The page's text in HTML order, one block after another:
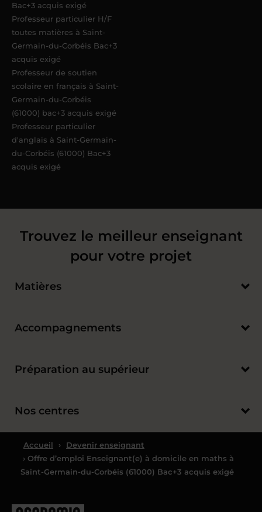
Bac+3 acquis exigé
Professeur particulier H/F
toutes matières à Saint-
Germain-du-Corbéis Bac+3
acquis exigé
Professeur de soutien
scolaire en français à Saint-
Germain-du-Corbéis
(61000) bac+3 acquis exigé
Professeur particulier
d'anglais à Saint-Germain-
du-Corbéis (61000) Bac+3
acquis exigé
Trouvez le meilleur enseignant
pour votre projet
Matières
Accompagnements
Préparation au supérieur
Nos centres
Accueil ›
Devenir enseignant
› Offre d’emploi Enseignant(e) à domicile en maths à
Saint-Germain-du-Corbéis (61000) Bac+3 acquis exigé